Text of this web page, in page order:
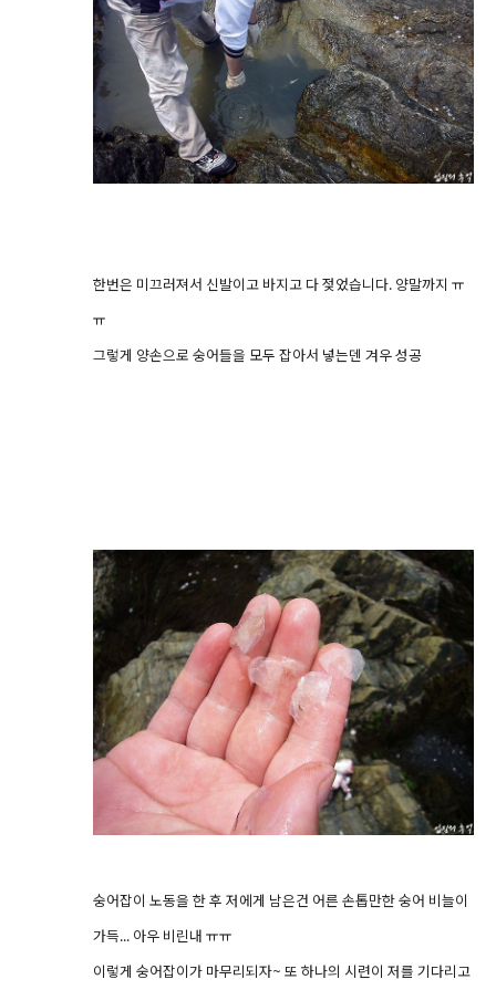
한번은 미끄러져서 신발이고 바지고 다 젖었습니다. 양말까지 ㅠ
ㅠ
그렇게 양손으로 숭어들을 모두 잡아서 넣는덴 겨우 성공
숭어잡이 노동을 한 후 저에게 남은건 어른 손톱만한 숭어 비늘이
가득... 아우 비린내 ㅠㅠ
이렇게 숭어잡이가 마무리되자~ 또 하나의 시련이 저를 기다리고